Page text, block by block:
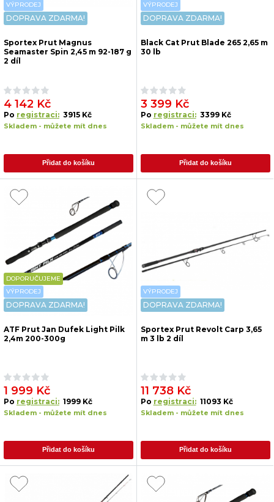
VÝPRODEJ
DOPRAVA ZDARMA!
Sportex Prut Magnus
Seamaster Spin 2,45 m 92-187 g
2 díl
4 142 Kč
Po registraci: 3915 Kč
Skladem - můžete mít dnes
Přidat do košíku
VÝPRODEJ
DOPRAVA ZDARMA!
Black Cat Prut Blade 265 2,65 m
30 lb
3 399 Kč
Po registraci: 3399 Kč
Skladem - můžete mít dnes
Přidat do košíku
DOPORUČUJEME
VÝPRODEJ
DOPRAVA ZDARMA!
ATF Prut Jan Dufek Light Pilk
2,4m 200-300g
1 999 Kč
Po registraci: 1999 Kč
Skladem - můžete mít dnes
Přidat do košíku
VÝPRODEJ
DOPRAVA ZDARMA!
Sportex Prut Revolt Carp 3,65
m 3 lb 2 díl
11 738 Kč
Po registraci: 11093 Kč
Skladem - můžete mít dnes
Přidat do košíku